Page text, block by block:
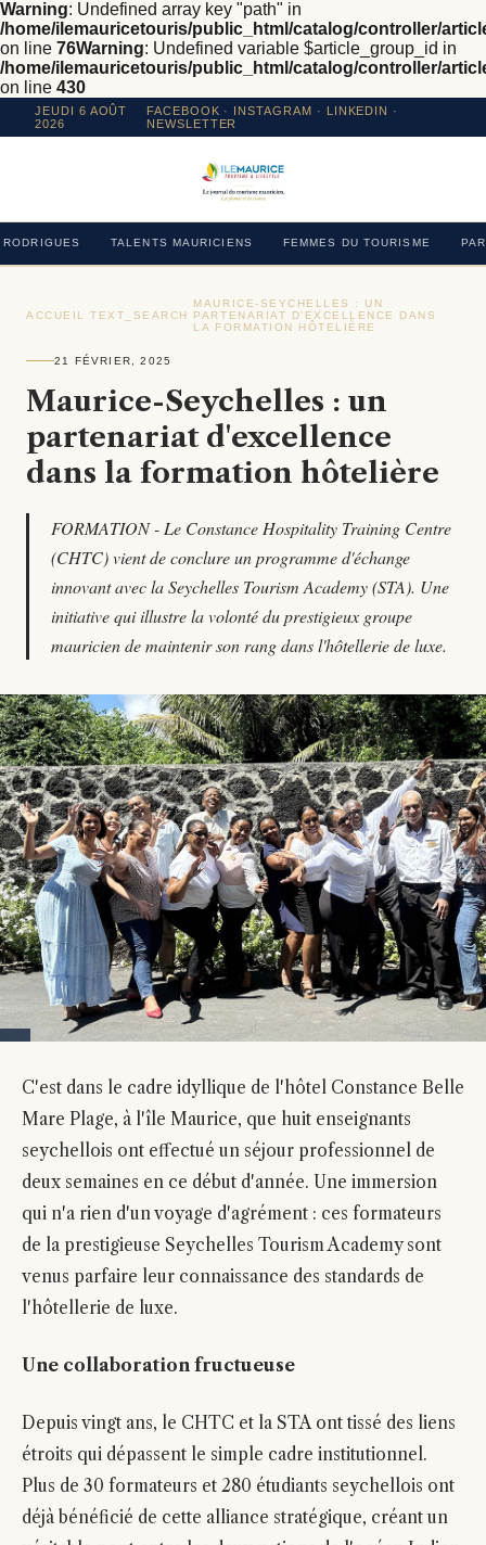
Warning: Undefined array key "path" in
/home/ilemauricetouris/public_html/catalog/controller/
on line 76Warning: Undefined variable $article_group_id in
/home/ilemauricetouris/public_html/catalog/controller/
on line 430
JEUDI 6 AOÛT
2026
FACEBOOK · INSTAGRAM · LINKEDIN ·
NEWSLETTER
RODRIGUES TALENTS MAURICIENS FEMMES DU TOURISME
ACCUEIL ›TEXT_SEARCH
MAURICE-SEYCHELLES : UN
PARTENARIAT D'EXCELLENCE DANS
LA FORMATION HÔTELIÈRE
21 FÉVRIER, 2025
Maurice-Seychelles : un
partenariat d'excellence
dans la formation hôtelière
FORMATION - Le Constance Hospitality Training Centre
(CHTC) vient de conclure un programme d'échange
innovant avec la Seychelles Tourism Academy (STA). Une
initiative qui illustre la volonté du prestigieux groupe
mauricien de maintenir son rang dans l'hôtellerie de luxe.
C'est dans le cadre idyllique de l'hôtel Constance Belle
Mare Plage, à l'île Maurice, que huit enseignants
seychellois ont effectué un séjour professionnel de
deux semaines en ce début d'année. Une immersion
qui n'a rien d'un voyage d'agrément : ces formateurs
de la prestigieuse Seychelles Tourism Academy sont
venus parfaire leur connaissance des standards de
l'hôtellerie de luxe.
Une collaboration fructueuse
Depuis vingt ans, le CHTC et la STA ont tissé des liens
étroits qui dépassent le simple cadre institutionnel.
Plus de 30 formateurs et 280 étudiants seychellois ont
déjà bénéficié de cette alliance stratégique, créant un